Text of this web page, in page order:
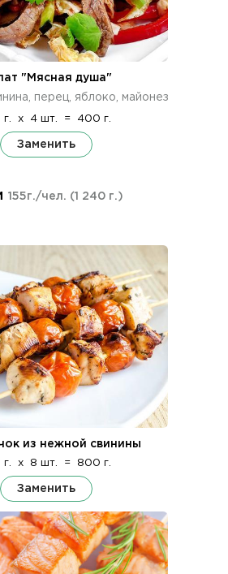
"Мясная душа"
перец, яблоко, майонез
г. x 4 шт. = 400 г.
Заменить
155г./чел. (1 240 г.)
из нежной свинины
г. x 8 шт. = 800 г.
Заменить